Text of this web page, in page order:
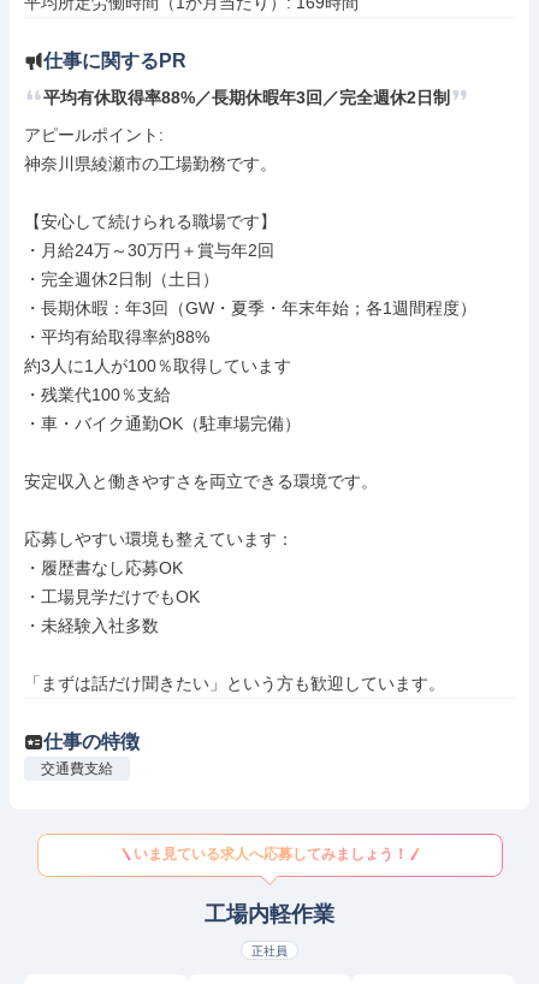
仕事に関するPR
平均有休取得率88%／長期休暇年3回／完全週休2日制
アピールポイント:
神奈川県綾瀬市の工場勤務です。
【安心して続けられる職場です】
・月給24万～30万円＋賞与年2回
・完全週休2日制（土日）
・長期休暇：年3回（GW・夏季・年末年始；各1週間程度）
・平均有給取得率約88%
約3人に1人が100％取得しています
・残業代100％支給
・車・バイク通勤OK（駐車場完備）
安定収入と働きやすさを両立できる環境です。
応募しやすい環境も整えています：
・履歴書なし応募OK
・工場見学だけでもOK
・未経験入社多数
「まずは話だけ聞きたい」という方も歓迎しています。
仕事の特徴
交通費支給
いま見ている求人へ応募してみましょう！
工場内軽作業
正社員